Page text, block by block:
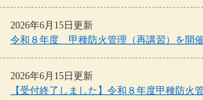
2026年6月15日更新
令和８年度 甲種防火管理（再講習）を開
2026年6月15日更新
【受付終了しました】令和８年度甲種防火